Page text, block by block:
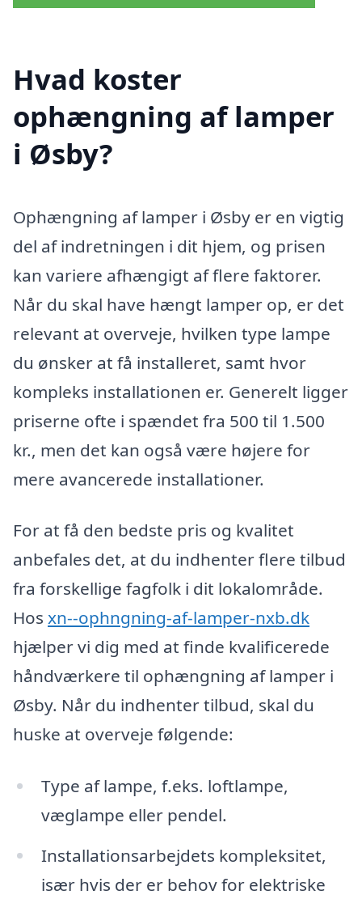
Hvad koster
ophængning af lamper
i Øsby?
Ophængning af lamper i Øsby er en vigtig
del af indretningen i dit hjem, og prisen
kan variere afhængigt af flere faktorer.
Når du skal have hængt lamper op, er det
relevant at overveje, hvilken type lampe
du ønsker at få installeret, samt hvor
kompleks installationen er. Generelt ligger
priserne ofte i spændet fra 500 til 1.500
kr., men det kan også være højere for
mere avancerede installationer.
For at få den bedste pris og kvalitet
anbefales det, at du indhenter flere tilbud
fra forskellige fagfolk i dit lokalområde.
Hos xn--ophngning-af-lamper-nxb.dk
hjælper vi dig med at finde kvalificerede
håndværkere til ophængning af lamper i
Øsby. Når du indhenter tilbud, skal du
huske at overveje følgende:
Type af lampe, f.eks. loftlampe,
væglampe eller pendel.
Installationsarbejdets kompleksitet,
især hvis der er behov for elektriske